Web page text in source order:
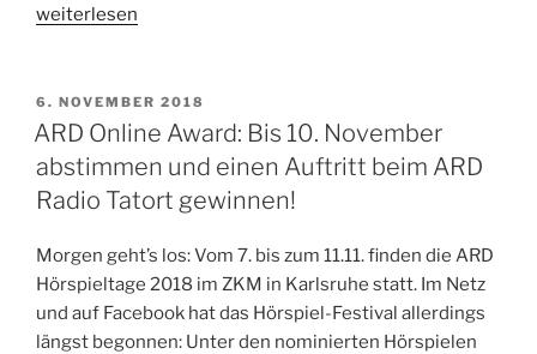
„Moabit
Hörspiel
nach
dem
gleichnamigen
Roman
von
Volker
Kutscher,
09.11.2018“
weiterlesen
VERÖFFENTLICHT
AM
6. NOVEMBER 2018
ARD Online Award: Bis 10. November
abstimmen und einen Auftritt beim ARD
Radio Tatort gewinnen!
Morgen geht’s los: Vom 7. bis zum 11.11. finden die ARD
Hörspieltage 2018 im ZKM in Karlsruhe statt. Im Netz
und auf Facebook hat das Hörspiel-Festival allerdings
längst begonnen: Unter den nominierten Hörspielen